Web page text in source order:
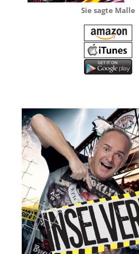
Sie sagte Malle